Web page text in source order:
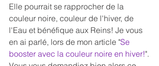
Elle pourrait se rapprocher de la
couleur noire, couleur de l'hiver, de
l'Eau et bénéfique aux Reins! Je vous
en ai parlé, lors de mon article "Se
booster avec la couleur noire en hiver!".